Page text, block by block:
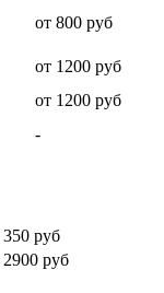
от 800 руб
от 1200 руб
от 1200 руб
-
350 руб
2900 руб